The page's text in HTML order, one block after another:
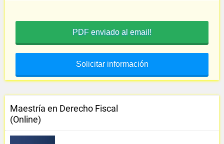
PDF enviado al email!
Solicitar información
Maestría en Derecho Fiscal
(Online)